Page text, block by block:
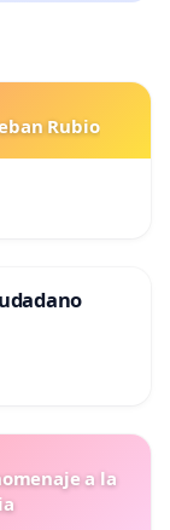
Rubio
a la